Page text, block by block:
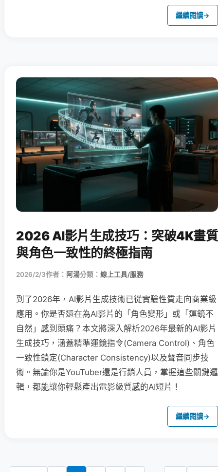
繼續閱讀→
2026 AI影片生成技巧：突破4K畫質
與角色一致性的終極指南
2026/2/3作者： 阿湯分類： 線上工具/服務
到了2026年，AI影片生成技術已從實驗性質走向商業級
應用。你是否還在為AI影片的「角色變形」或「運鏡不
自然」感到頭痛？本文將深入解析2026年最新的AI影片
生成技巧，涵蓋精準運鏡指令(Camera Control)、角色
一致性鎖定(Character Consistency)以及聲音同步技
術。無論你是YouTuber還是行銷人員，掌握這些關鍵邏
輯，都能讓你輕鬆產出電影級質感的AI短片！
繼續閱讀→